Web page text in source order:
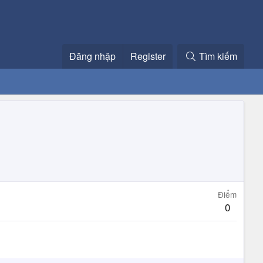
Đăng nhập Register Tìm kiếm
Điểm
0